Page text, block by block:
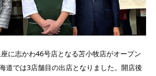
に志かわ46号店となる苫小牧店がオープン
道では3店舗目の出店となりました。開店後